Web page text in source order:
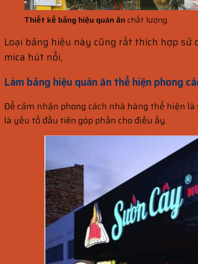
Thiết kế bảng hiệu quán ănchất lượng
Loại bảng hiệu này cũng rất thích hợp sử
mica hút nổi,
Làm bảng hiệu quán ăn thể hiện phong
Để cảm nhận phong cách nhà hàng thể hiện
là yếu tố đầu tiên góp phần cho điều ấy.